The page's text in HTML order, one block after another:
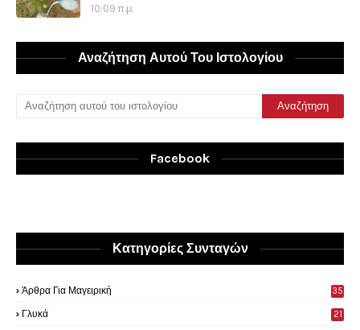
10:09 π.μ.
Αναζήτηση Αυτού Του Ιστολογίου
Facebook
Κατηγορίες Συνταγών
Άρθρα Για Μαγειρική
35
Γλυκά
21